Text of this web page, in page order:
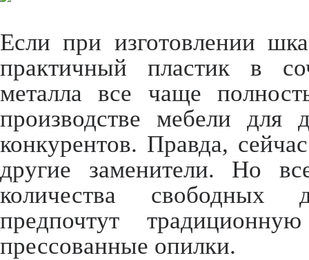
Если при изготовлении
практичный пластик в
металла все чаще
производстве мебели
конкурентов. Правда,
другие заменители. Но
количества свободных
предпочтут
прессованные опилки.